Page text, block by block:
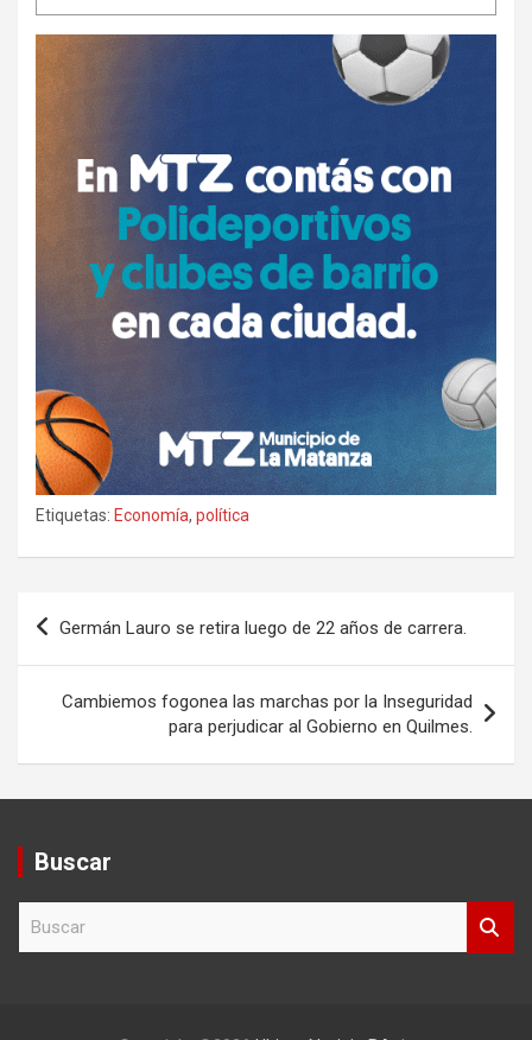
Etiquetas: Economía, política
Navegación
Germán Lauro se retira luego de 22 años de carrera.
Cambiemos fogonea las marchas por la Inseguridad
para perjudicar al Gobierno en Quilmes.
Buscar